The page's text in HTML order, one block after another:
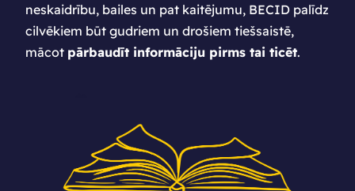
neskaidrību, bailes un pat kaitējumu, BECID palīdz
cilvēkiem būt gudriem un drošiem tiešsaistē,
mācot pārbaudīt informāciju pirms tai ticēt.